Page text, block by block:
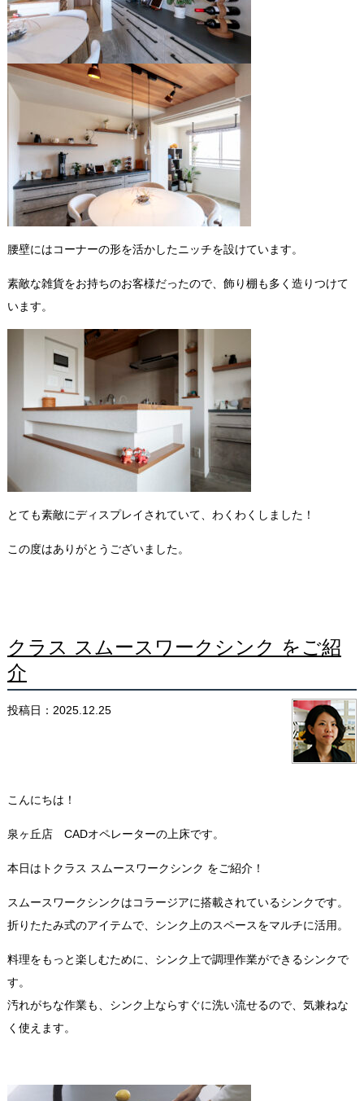
腰壁にはコーナーの形を活かしたニッチを設けています。
素敵な雑貨をお持ちのお客様だったので、飾り棚も多く造りつけて
います。
とても素敵にディスプレイされていて、わくわくしました！
この度はありがとうございました。
クラス スムースワークシンク をご紹
介
投稿日：2025.12.25
こんにちは！
泉ヶ丘店 CADオペレーターの上床です。
本日はトクラス スムースワークシンク をご紹介！
スムースワークシンクはコラージアに搭載されているシンクです。
折りたたみ式のアイテムで、シンク上のスペースをマルチに活用。
料理をもっと楽しむために、シンク上で調理作業ができるシンクで
す。
汚れがちな作業も、シンク上ならすぐに洗い流せるので、気兼ねな
く使えます。